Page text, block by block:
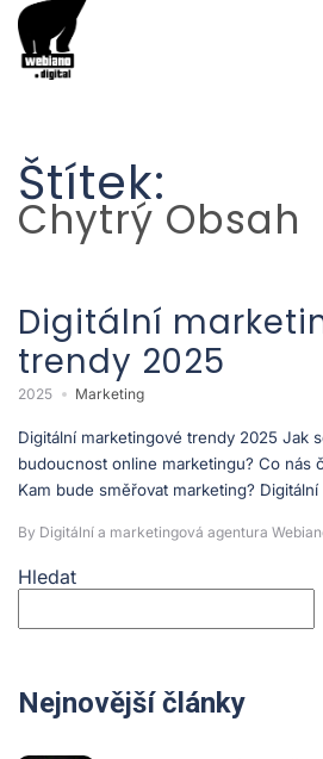
Štítek:
Chytrý Obsah
Digitální
trendy 2025
2025 Marketing
Digitální marketingové trendy 2025 Jak
budoucnost online marketingu? Co nás
Kam bude směřovat marketing?
By Digitální a marketingová agentura
Hledat
Nejnovější články